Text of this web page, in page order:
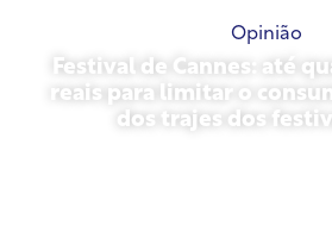
Opinião
Festival de Cannes: até
reais para limitar o
dos trajes dos